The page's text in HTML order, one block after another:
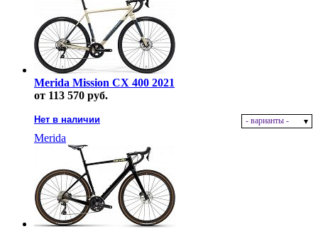
Merida Mission CX 400 2021
от 113 570 руб.
Нет в наличии - варианты -
Merida